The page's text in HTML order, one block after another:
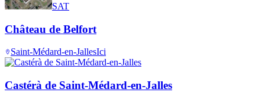
SAT
Château de Belfort
Saint-Médard-en-JallesIci
Castérà de Saint-Médard-en-Jalles